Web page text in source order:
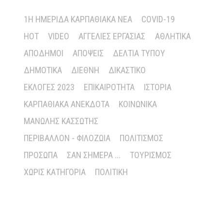
1Η ΗΜΕΡΊΔΑ ΚΑΡΠΑΘΙΑΚΆ ΝΈΑ
COVID-19
HOT
VIDEO ΑΓΓΕΛΊΕΣ ΕΡΓΑΣΊΑΣ
ΑΘΛΗΤΙΚΆ
ΑΠΌΔΗΜΟΙ
ΑΠΌΨΕΙΣ
ΔΕΛΤΊΑ ΤΎΠΟΥ
ΔΗΜΟΤΙΚΆ
ΔΙΕΘΝΉ
ΔΙΚΑΣΤΙΚΌ
ΕΚΛΟΓΈΣ 2023
ΕΠΙΚΑΙΡΌΤΗΤΑ
ΙΣΤΟΡΊΑ
ΚΑΡΠΑΘΙΑΚΆ ΑΝΈΚΔΟΤΑ
ΚΟΙΝΩΝΙΚΆ
ΜΑΝΏΛΗΣ ΚΑΣΣΏΤΗΣ
ΠΕΡΙΒΆΛΛΟΝ - ΦΙΛΟΖΩΊΑ
ΠΟΛΙΤΙΣΜΌΣ
ΠΡΌΣΩΠΑ
ΣΑΝ ΣΉΜΕΡΑ ...
ΤΟΥΡΙΣΜΌΣ
ΧΩΡΊΣ ΚΑΤΗΓΟΡΊΑ
ΠΟΛΙΤΙΚΉ